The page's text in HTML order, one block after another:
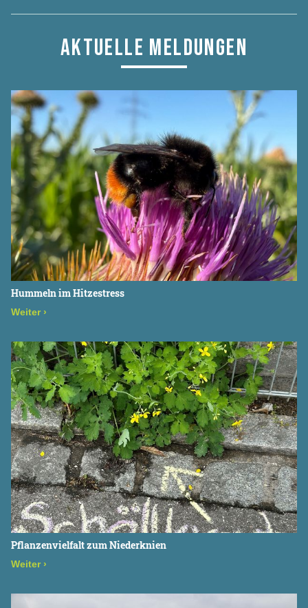
AKTUELLE MELDUNGEN
Hummeln im Hitzestress
Weiter ›
Pflanzenvielfalt zum Niederknien
Weiter ›